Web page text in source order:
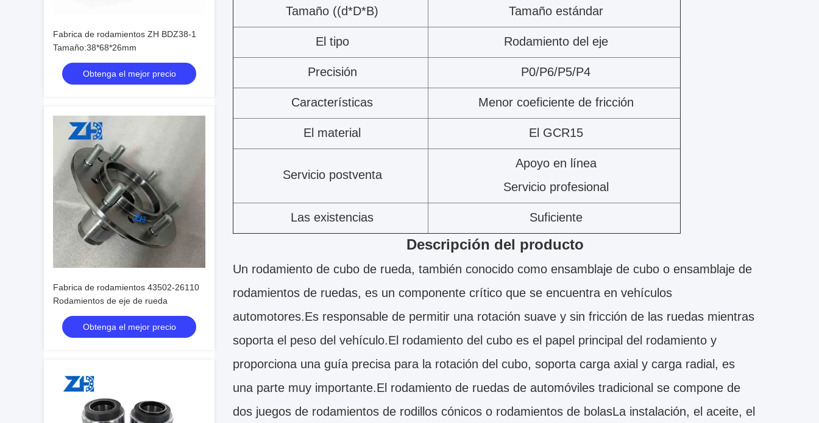
Fabrica de rodamientos ZH BDZ38-1
Tamaño:38*68*26mm
Obtenga el mejor precio
Fabrica de rodamientos 43502-26110
Rodamientos de eje de rueda
Obtenga el mejor precio
Tamaño ((d*D*B) Tamaño estándar
El tipo Rodamiento del eje
Precisión P0/P6/P5/P4
Características Menor coeficiente de fricción
El material El GCR15
Servicio postventa
Apoyo en línea
Servicio profesional
Las existencias Suficiente
Descripción del producto
Un rodamiento de cubo de rueda, también conocido como ensamblaje de cubo o ensamblaje de
rodamientos de ruedas, es un componente crítico que se encuentra en vehículos
automotores.Es responsable de permitir una rotación suave y sin fricción de las ruedas mientras
soporta el peso del vehículo.El rodamiento del cubo es el papel principal del rodamiento y
proporciona una guía precisa para la rotación del cubo, soporta carga axial y carga radial, es
una parte muy importante.El rodamiento de ruedas de automóviles tradicional se compone de
dos juegos de rodamientos de rodillos cónicos o rodamientos de bolasLa instalación, el aceite, el